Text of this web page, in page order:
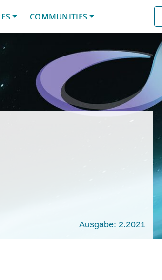
COMMUNITIES
Ausgabe: 2.2021